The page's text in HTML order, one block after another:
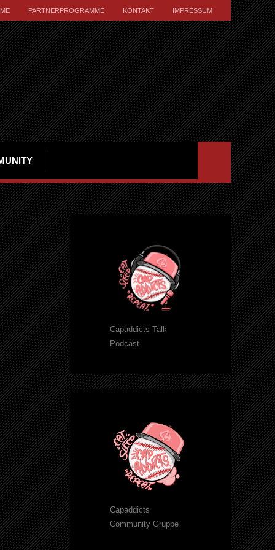
PARTNERPROGRAMME KONTAKT IMPRESSUM
Capaddicts Talk
Podcast
Capaddicts
Community Gruppe